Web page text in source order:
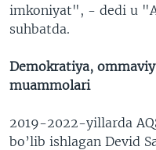
imkoniyat", - dedi u
suhbatda.
Demokratiya,
muammolari
2019-2022-yillarda
bo’lib ishlagan Devid